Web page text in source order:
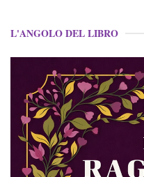
L'ANGOLO DEL LIBRO